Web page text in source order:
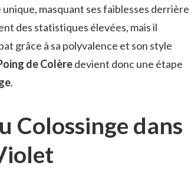
masquant ses faiblesses derrière
des statistiques élevées, mais il
grâce à sa polyvalence et son style
de Colèredevient donc une étape
.
Colossinge dans